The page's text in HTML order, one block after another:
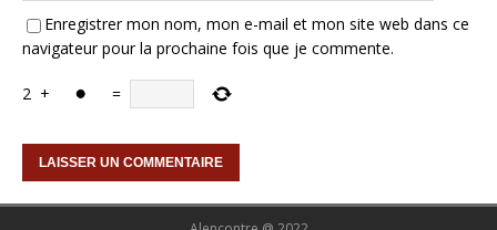
Enregistrer mon nom, mon e-mail et mon site web dans ce
navigateur pour la prochaine fois que je commente.
2 + =